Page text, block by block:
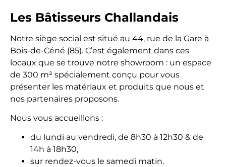
Les Bâtisseurs Challandais
Notre siège social est situé au 44, rue de la Gare à
Bois-de-Céné (85). C’est également dans ces
locaux que se trouve notre showroom : un espace
de 300 m² spécialement conçu pour vous
présenter les matériaux et produits que nous et
nos partenaires proposons.
Nous vous accueillons :
du lundi au vendredi, de 8h30 à 12h30 & de
14h à 18h30,
sur rendez-vous le samedi matin.